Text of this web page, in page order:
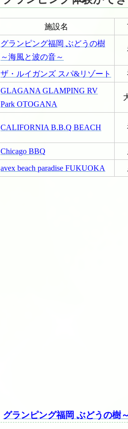
施設名
グランピング福岡 ぶどうの樹
～海風と波の音～
ザ・ルイガンズ スパ&リゾート
GLAGANA GLAMPING RV
Park OTOGANA
CALIFORNIA B.B.Q BEACH
Chicago BBQ
avex beach paradise FUKUOKA
グランピング福岡 ぶどうの樹